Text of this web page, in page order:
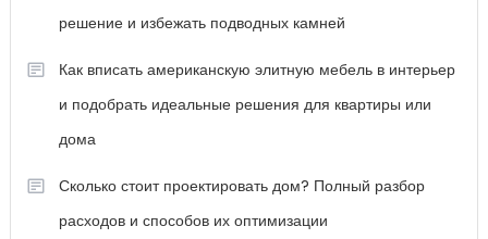
решение и избежать подводных камней
Как вписать американскую элитную мебель в интерьер
и подобрать идеальные решения для квартиры или
дома
Сколько стоит проектировать дом? Полный разбор
расходов и способов их оптимизации